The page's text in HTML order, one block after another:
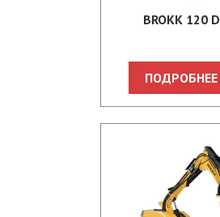
BROKK 120 D
ПОДРОБНЕЕ